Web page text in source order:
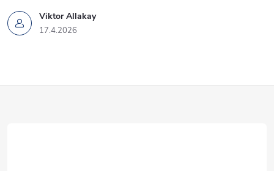
Viktor Allakay
17.4.2026